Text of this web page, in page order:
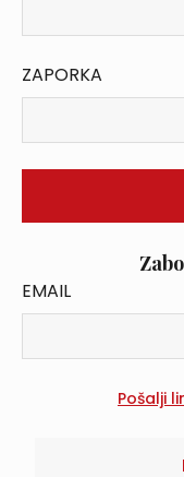
ZAPORKA
EMAIL